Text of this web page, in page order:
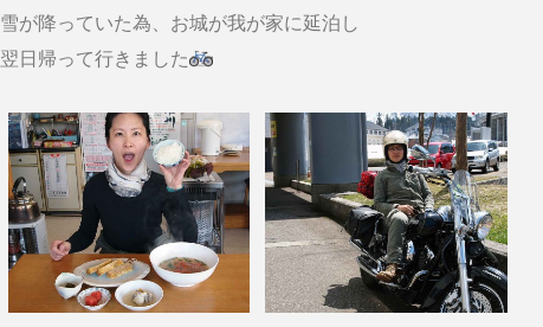
雪が降っていた為、お城が我が家に延泊し
翌日帰って行きました